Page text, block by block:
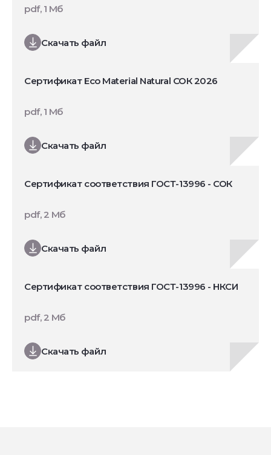
Скачать файл
pdf, 1 Мб
Сертификат Eco Material Natural СОК 2026
Скачать файл
pdf, 1 Мб
Сертификат соответствия ГОСТ-13996 - СОК
Скачать файл
pdf, 2 Мб
Сертификат соответствия ГОСТ-13996 - НКСИ
Скачать файл
pdf, 2 Мб